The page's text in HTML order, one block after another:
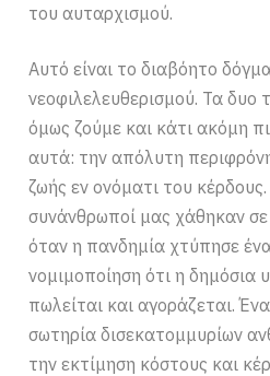
του αυταρχισμού.
Αυτό είναι το διαβόητο
νεοφιλελευθερισμού. Τα δυο
όμως ζούμε και κάτι ακόμη
αυτά: την απόλυτη
ζωής εν ονόματι του
συνάνθρωποί μας χάθηκαν
όταν η πανδημία χτύπησε
νομιμοποίηση ότι η δημόσια
πωλείται και αγοράζεται.
σωτηρία δισεκατομμυρίων
την εκτίμηση κόστους και